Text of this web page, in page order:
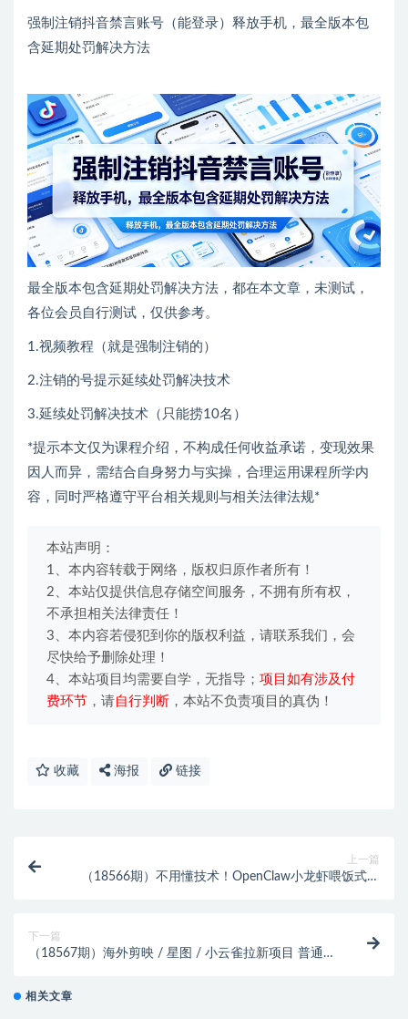
强制注销抖音禁言账号（能登录）释放手机，最全版本包
含延期处罚解决方法
最全版本包含延期处罚解决方法，都在本文章，未测试，
各位会员自行测试，仅供参考。
1.视频教程（就是强制注销的）
2.注销的号提示延续处罚解决技术
3.延续处罚解决技术（只能捞10名）
*提示本文仅为课程介绍，不构成任何收益承诺，变现效果
因人而异，需结合自身努力与实操，合理运用课程所学内
容，同时严格遵守平台相关规则与相关法律法规*
本站声明：
1、本内容转载于网络，版权归原作者所有！
2、本站仅提供信息存储空间服务，不拥有所有权，
不承担相关法律责任！
3、本内容若侵犯到你的版权利益，请联系我们，会
尽快给予删除处理！
4、本站项目均需要自学，无指导； 项目如有涉及付
费环节 ，请自行判断 ，本站不负责项目的真伪！
收藏 海报 链接
上一篇
（18566期）不用懂技术！OpenClaw小龙虾喂饭式教
下一篇
（18567期）海外剪映 / 星图 / 小云雀拉新项目 普通人
相关文章